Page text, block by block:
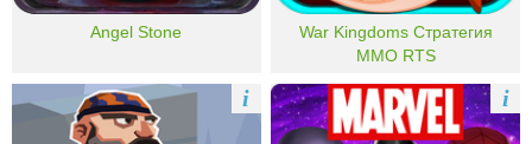
Angel Stone
War Kingdoms Стратегия
MMO RTS
i i